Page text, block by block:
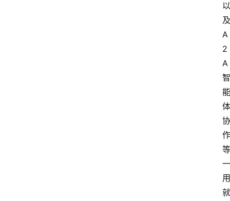
以
及
A
2
A
智
能
体
协
作
等
一
用
就